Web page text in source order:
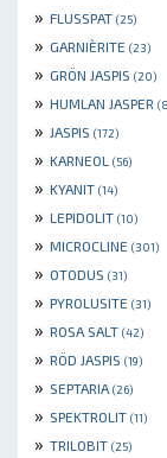
» FLUSSPAT (25)
» GARNIÈRITE (23)
» GRÖN JASPIS (20)
» HUMLAN JASPER
» JASPIS (172)
» KARNEOL (56)
» KYANIT (14)
» LEPIDOLIT (10)
» MICROCLINE (301)
» OTODUS (31)
» PYROLUSITE (31)
» ROSA SALT (42)
» RÖD JASPIS (19)
» SEPTARIA (26)
» SPEKTROLIT (11)
» TRILOBIT (25)